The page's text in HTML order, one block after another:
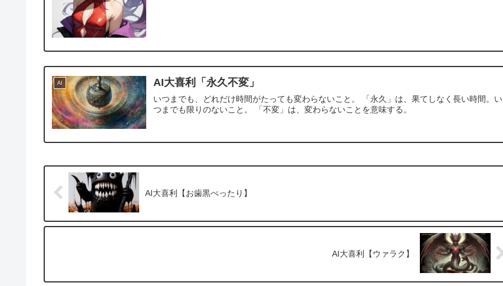
AI AI大喜利「永久不変」
いつまでも、どれだけ時間がたっても変わらないこと。 「永久」は、果てしなく長い時間。い
つまでも限りのないこと。 「不変」は、変わらないことを意味する。
AI大喜利【お歯黒べったり】
AI大喜利【ウァラク】